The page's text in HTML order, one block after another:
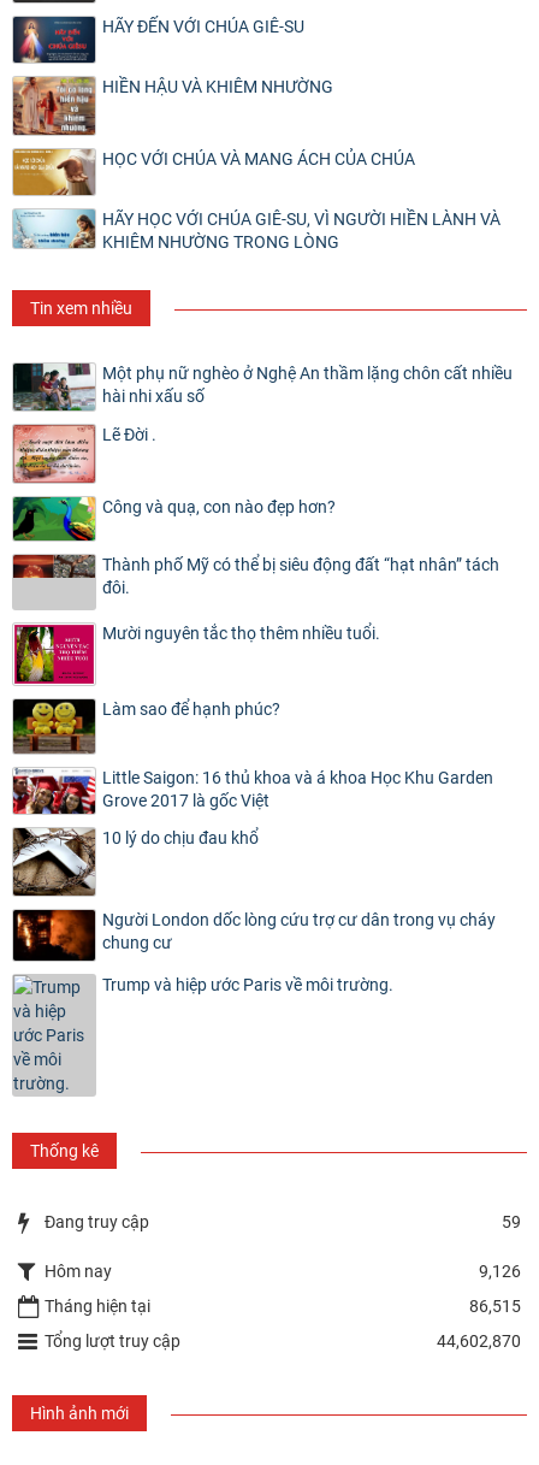
HÃY ĐẾN VỚI CHÚA GIÊ-SU
HIỀN HẬU VÀ KHIÊM NHƯỜNG
HỌC VỚI CHÚA VÀ MANG ÁCH CỦA CHÚA
HÃY HỌC VỚI CHÚA GIÊ-SU, VÌ NGƯỜI HIỀN LÀNH VÀ
KHIÊM NHƯỜNG TRONG LÒNG
Tin xem nhiều
Một phụ nữ nghèo ở Nghệ An thầm lặng chôn cất nhiều
hài nhi xấu số
Lẽ Đời .
Công và quạ, con nào đẹp hơn?
Thành phố Mỹ có thể bị siêu động đất “hạt nhân” tách
đôi.
Mười nguyên tắc thọ thêm nhiều tuổi.
Làm sao để hạnh phúc?
Little Saigon: 16 thủ khoa và á khoa Học Khu Garden
Grove 2017 là gốc Việt
10 lý do chịu đau khổ
Người London dốc lòng cứu trợ cư dân trong vụ cháy
chung cư
Trump và hiệp ước Paris về môi trường.
Thống kê
Đang truy cập 59
Hôm nay
9,126
Tháng hiện tại
86,515
Tổng lượt truy cập
44,602,870
Hình ảnh mới